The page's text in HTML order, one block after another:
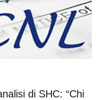
di SHC: “Chi